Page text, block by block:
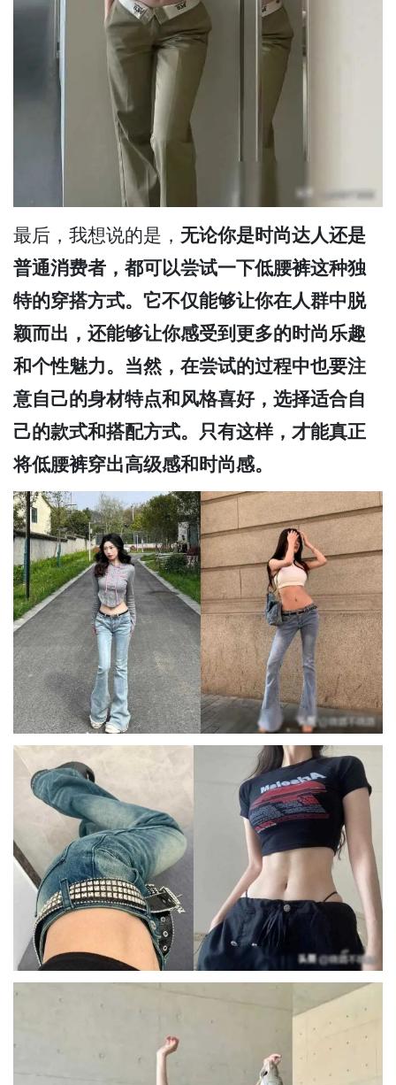
最后，我想说的是， 无论你是时尚达人还是
普通消费者，都可以尝试一下低腰裤这种独
特的穿搭方式。它不仅能够让你在人群中脱
颖而出，还能够让你感受到更多的时尚乐趣
和个性魅力。当然，在尝试的过程中也要注
意自己的身材特点和风格喜好，选择适合自
己的款式和搭配方式。只有这样，才能真正
将低腰裤穿出高级感和时尚感。